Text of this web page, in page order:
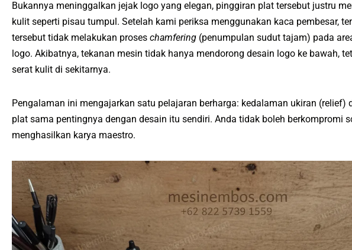
Bukannya meninggalkan jejak logo yang elegan, pinggiran plat tersebut justru
kulit seperti pisau tumpul. Setelah kami periksa menggunakan kaca pembesar,
tersebut tidak melakukan proses chamfering (penumpulan sudut tajam) pada
logo. Akibatnya, tekanan mesin tidak hanya mendorong desain logo ke bawah,
serat kulit di sekitarnya.
Pengalaman ini mengajarkan satu pelajaran berharga: kedalaman ukiran (relief)
plat sama pentingnya dengan desain itu sendiri. Anda tidak boleh berkompromi
menghasilkan karya maestro.